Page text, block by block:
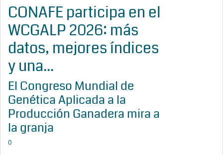
CONAFE participa en el
WCGALP 2026: más
datos, mejores índices
y una...
El Congreso Mundial de
Genética Aplicada a la
Producción Ganadera mira a
la granja
0